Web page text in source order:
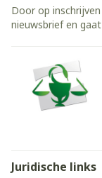
Door op
nieuwsbrief en
Juridische links